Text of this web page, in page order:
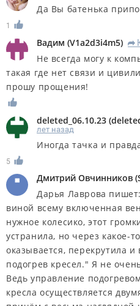
Да Вы батенька
1
Вадим (V1a2d3i4m5) R
Не всегда могу к
такая где нет связи и
прошу прощения!
deleted_06.10.23 (
лет назад
Иногда тачка и
5
Дмитрий Овчинников (
Дарья Лаврова
виной всему включенная
нужное колесико, этот
устранила, но через какое-
оказывается, перекрутила
подогрев кресел." Я не
Ведь управление
кресла осуществляется